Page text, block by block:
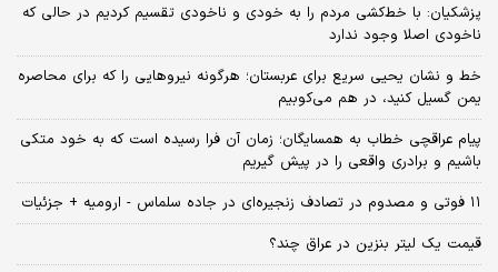
پزشکیان: با خط‌کشی مردم را به خودی و ناخودی تقسیم کردیم در حالی که
ناخودی اصلا وجود ندارد
خط و نشان یحیی سریع برای عربستان؛ هرگونه نیروهایی را که برای محاصره
یمن گسیل کنید، در هم می‌کوبیم
پیام عراقچی خطاب به همسایگان؛ زمان آن فرا رسیده است که به خود متکی
باشیم و برادری واقعی را در پیش گیریم
۱۱ فوتی و مصدوم در تصادف زنجیره‌ای در جاده سلماس - ارومیه + جزئیات
قیمت یک لیتر بنزین در عراق چند؟